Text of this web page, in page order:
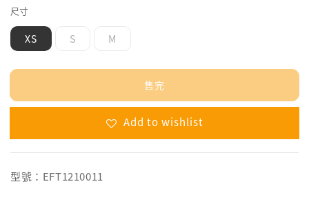
尺寸
XS S M
售完
Add to wishlist
型號：EFT1210011